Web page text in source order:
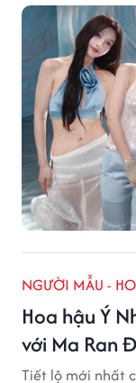
NGƯỜI MẪU -
Hoa hậu Ý
với Ma Ran
Tiết lộ mới nhất